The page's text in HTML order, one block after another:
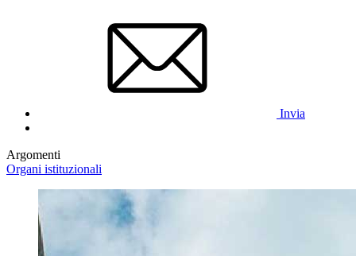
Invia
Argomenti
Organi istituzionali